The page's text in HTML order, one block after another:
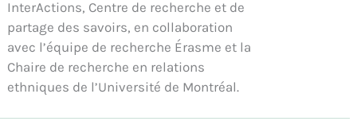
InterActions, Centre de recherche et de
partage des savoirs, en collaboration
avec l’équipe de recherche Érasme et la
Chaire de recherche en relations
ethniques de l’Université de Montréal.